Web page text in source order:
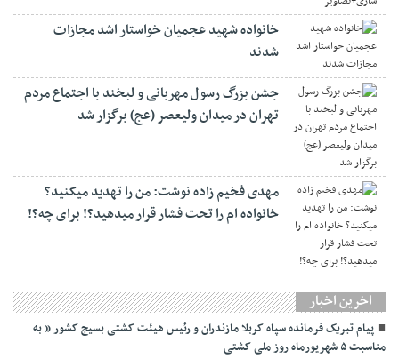
خانواده شهید عجمیان خواستار اشد مجازات
شدند
جشن بزرگ رسول مهربانی و لبخند با اجتماع مردم
تهران در میدان ولیعصر (عج) برگزار شد
مهدی فخیم زاده نوشت: من را تهدید میکنید؟
خانواده ام را‌ تحت فشار قرار میدهید؟! برای چه؟!
اخرین اخبار
پیام تبریک فرمانده سپاه کربلا مازندران و رئیس هیئت کشتی بسیج کشور ” به
مناسبت ۵ شهریورماه روز ملی کشتی